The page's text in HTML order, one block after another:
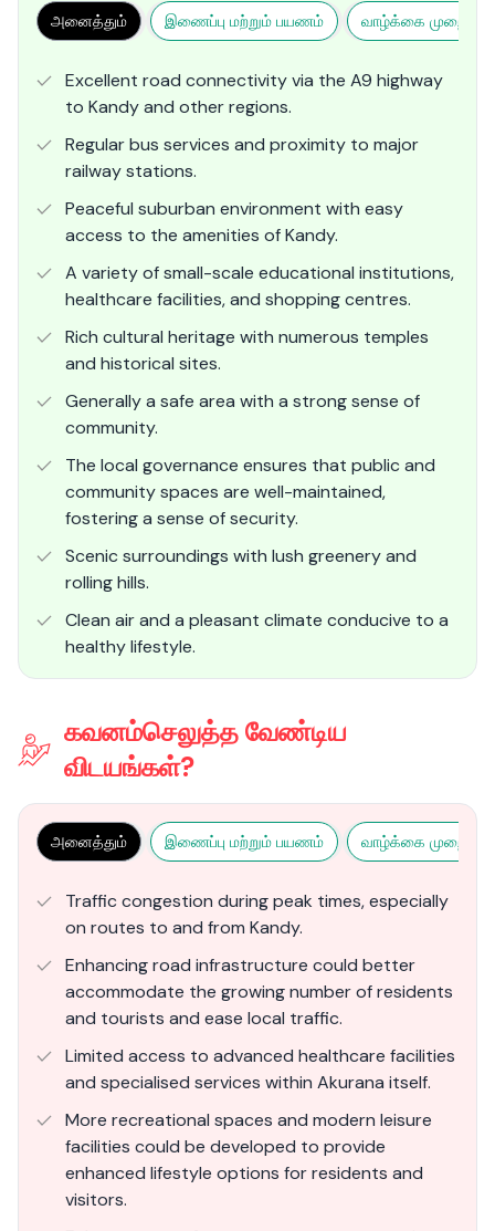
அனைத்தும் இணைப்பு மற்றும் பயணம் வாழ்க்கை முறை
Excellent road connectivity via the A9 highway
to Kandy and other regions.
Regular bus services and proximity to major
railway stations.
Peaceful suburban environment with easy
access to the amenities of Kandy.
A variety of small-scale educational institutions,
healthcare facilities, and shopping centres.
Rich cultural heritage with numerous temples
and historical sites.
Generally a safe area with a strong sense of
community.
The local governance ensures that public and
community spaces are well-maintained,
fostering a sense of security.
Scenic surroundings with lush greenery and
rolling hills.
Clean air and a pleasant climate conducive to a
healthy lifestyle.
கவனம்செலுத்த வேண்டிய
விடயங்கள்?
அனைத்தும் இணைப்பு மற்றும் பயணம் வாழ்க்கை முறை
Traffic congestion during peak times, especially
on routes to and from Kandy.
Enhancing road infrastructure could better
accommodate the growing number of residents
and tourists and ease local traffic.
Limited access to advanced healthcare facilities
and specialised services within Akurana itself.
More recreational spaces and modern leisure
facilities could be developed to provide
enhanced lifestyle options for residents and
visitors.